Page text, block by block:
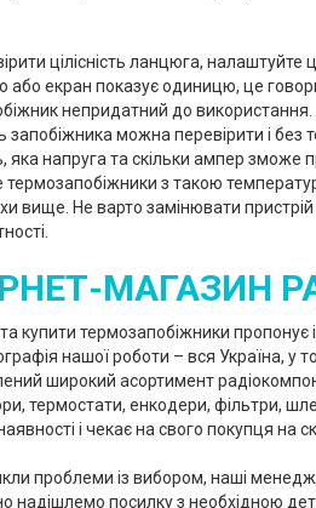
цілісність ланцюга,
або екран показує одиницю, це
непридатний до використання.
запобіжника можна перевірити і
яка напруга та скільки ампер
термозапобіжники з такою
вище. Не варто замінювати
МАГАЗИН
купити термозапобіжники
нашої роботи – вся Україна, у
широкий асортимент
термостати, енкодери, фільтри,
і чекає на свого покупця на
проблеми із вибором, наші
надішлемо посилку з необхідною